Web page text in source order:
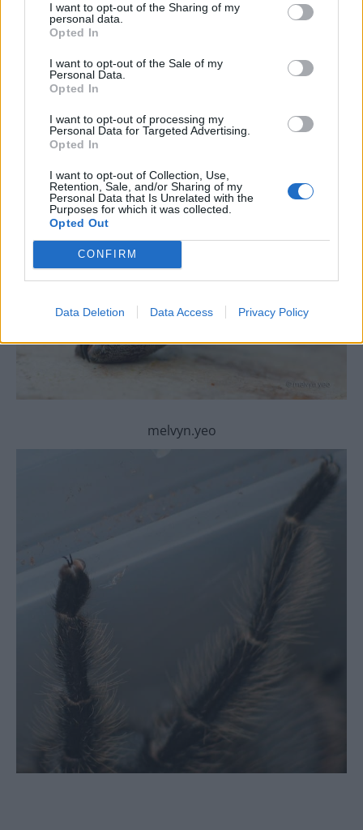
I want to opt-out of the Sharing of my
personal data.
Opted In
I want to opt-out of the Sale of my
Personal Data.
Opted In
I want to opt-out of processing my
Personal Data for Targeted Advertising.
Opted In
I want to opt-out of Collection, Use,
Retention, Sale, and/or Sharing of my
Personal Data that Is Unrelated with the
Purposes for which it was collected.
Opted Out
CONFIRM
Data Deletion Data Access Privacy Policy
melvyn.yeo